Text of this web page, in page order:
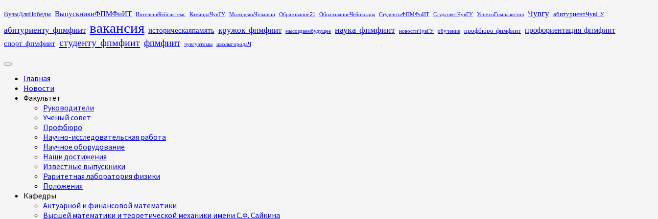
Перейти
содержимому
ВузыДляПобеды ВыпускникиФПМФиИТ ИнтенсивКейсистемс КомандаЧувГУ МолодежьЧувашии Образование21 ОбразованиеЧебоксары СтудентыФПМФиИТ СтудсоветЧувГУ УспехиГимназистов Чувгу абитуриентЧувГУ
абитуриенту_фпмфиит вакансия историческаяпамять кружок_фпмфиит мысоздаембудущее наука_фпмфиит новостиЧувГУ обучение профбюро_фпмфиит профориентация_фпмфиит
спорт_фпмфиит студенту_фпмфиит фпмфиит чувгуэтомы школыгородаЧ
Основное
Главная
Новости
Факультет
Руководители
Ученый совет
Профбюро
Научно-исследовательская работа
Научное оборудование
Наши достижения
Известные выпускники
Раритетная лаборатория физики
Положения
Кафедры
Актуарной и финансовой математики
Высшей математики и теоретической механики имени С.Ф. Сайкина